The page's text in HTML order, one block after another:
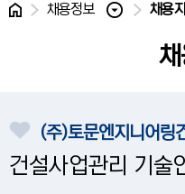
홈 채용정보 채용
(주)토문엔지니어링
건설사업관리 기술